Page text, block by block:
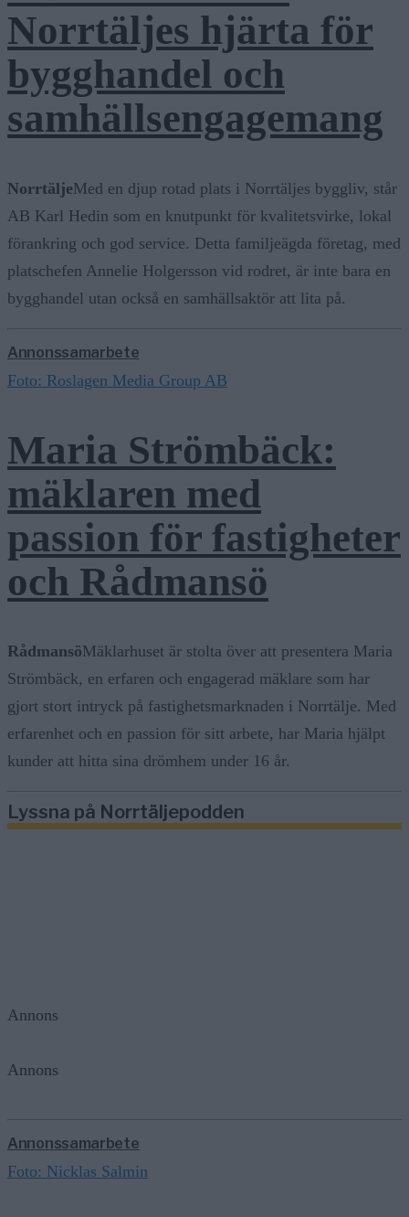
Norrtäljes hjärta för
bygghandel och
samhällsengagemang
NorrtäljeMed en djup rotad plats i Norrtäljes byggliv, står
AB Karl Hedin som en knutpunkt för kvalitetsvirke, lokal
förankring och god service. Detta familjeägda företag, med
platschefen Annelie Holgersson vid rodret, är inte bara en
bygghandel utan också en samhällsaktör att lita på.
Annonssamarbete
Foto: Roslagen Media Group AB
Maria Strömbäck:
mäklaren med
passion för fastigheter
och Rådmansö
RådmansöMäklarhuset är stolta över att presentera Maria
Strömbäck, en erfaren och engagerad mäklare som har
gjort stort intryck på fastighetsmarknaden i Norrtälje. Med
erfarenhet och en passion för sitt arbete, har Maria hjälpt
kunder att hitta sina drömhem under 16 år.
Lyssna på Norrtäljepodden
Annons
Annons
Annonssamarbete
Foto: Nicklas Salmin